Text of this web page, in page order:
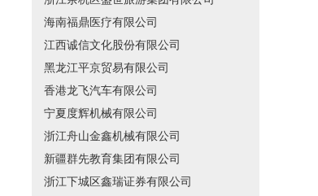
海南福鼎医疗有限公司
江西诚信文化股份有限公司
黑龙江平京贸易有限公司
香港龙飞汽车有限公司
宁夏度辉机械有限公司
浙江舟山金鑫机械有限公司
新疆群先教育集团有限公司
浙江下城区鑫瑞证券有限公司